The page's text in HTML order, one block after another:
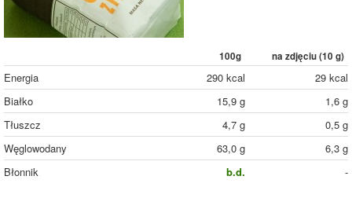
100g na zdjęciu (10 g)
Energia 290 kcal
29 kcal
Białko
15,9 g
1,6 g
Tłuszcz
4,7 g
0,5 g
Węglowodany
63,0 g
6,3 g
Błonnik
b.d. -